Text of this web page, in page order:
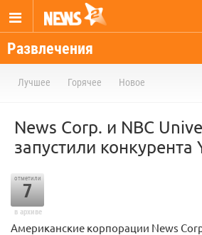
Развлечения
Лучшее Горячее Новое
News Corp. и NBC
запустили конкурента
отметили
7
в архиве
Американские корпорации News